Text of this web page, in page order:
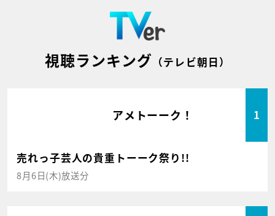
視聴ランキング （テレビ朝日）
アメトーーク！ 1
売れっ子芸人の貴重トーーク祭り!!
8月6日(木)放送分